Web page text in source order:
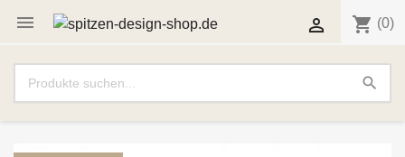
 shopping_cart (0)

search